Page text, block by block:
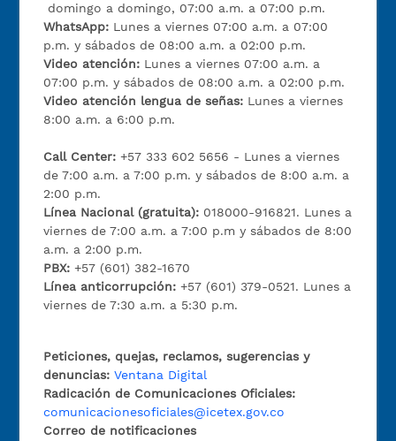
domingo a domingo, 07:00 a.m. a 07:00 p.m.
WhatsApp: Lunes a viernes 07:00 a.m. a 07:00
p.m. y sábados de 08:00 a.m. a 02:00 p.m.
Video atención: Lunes a viernes 07:00 a.m. a
07:00 p.m. y sábados de 08:00 a.m. a 02:00 p.m.
Video atención lengua de señas: Lunes a viernes
8:00 a.m. a 6:00 p.m.
Call Center:+57 333 602 5656 - Lunes a viernes
de 7:00 a.m. a 7:00 p.m. y sábados de 8:00 a.m. a
2:00 p.m.
Línea Nacional (gratuita): 018000-916821. Lunes a
viernes de 7:00 a.m. a 7:00 p.m y sábados de 8:00
a.m. a 2:00 p.m.
PBX:+57 (601) 382-1670
Línea anticorrupción:+57 (601) 379-0521. Lunes a
viernes de 7:30 a.m. a 5:30 p.m.
Peticiones, quejas, reclamos, sugerencias y
denuncias: Ventana Digital
Radicación de Comunicaciones Oficiales:
comunicacionesoficiales@icetex.gov.co
Correo de notificaciones